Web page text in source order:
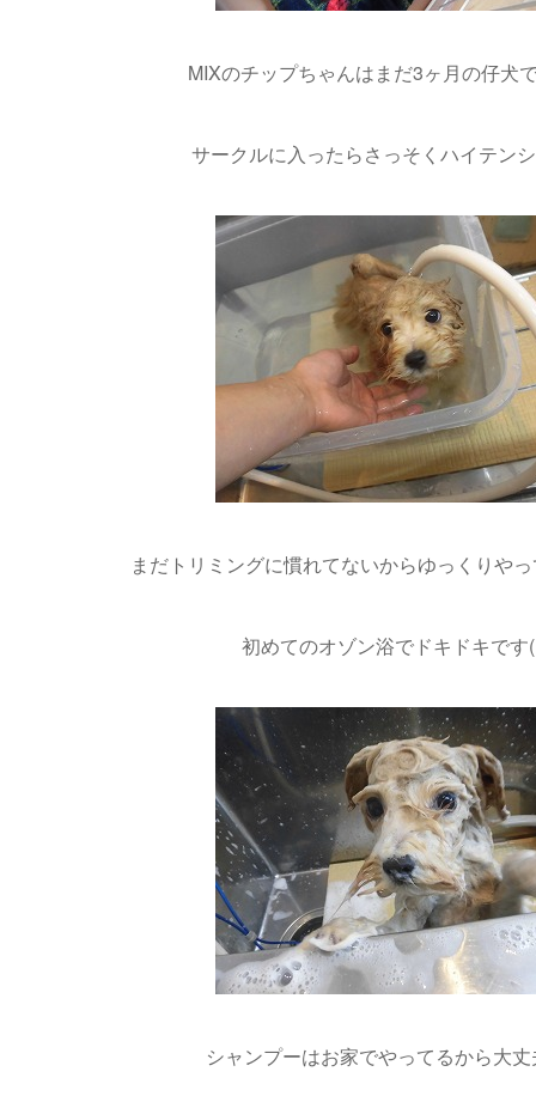
MIXのチップちゃんはまだ3ヶ月の仔犬
サークルに入ったらさっそくハイテン
まだトリミングに慣れてないからゆっくりや
初めてのオゾン浴でドキドキです
シャンプーはお家でやってるから大